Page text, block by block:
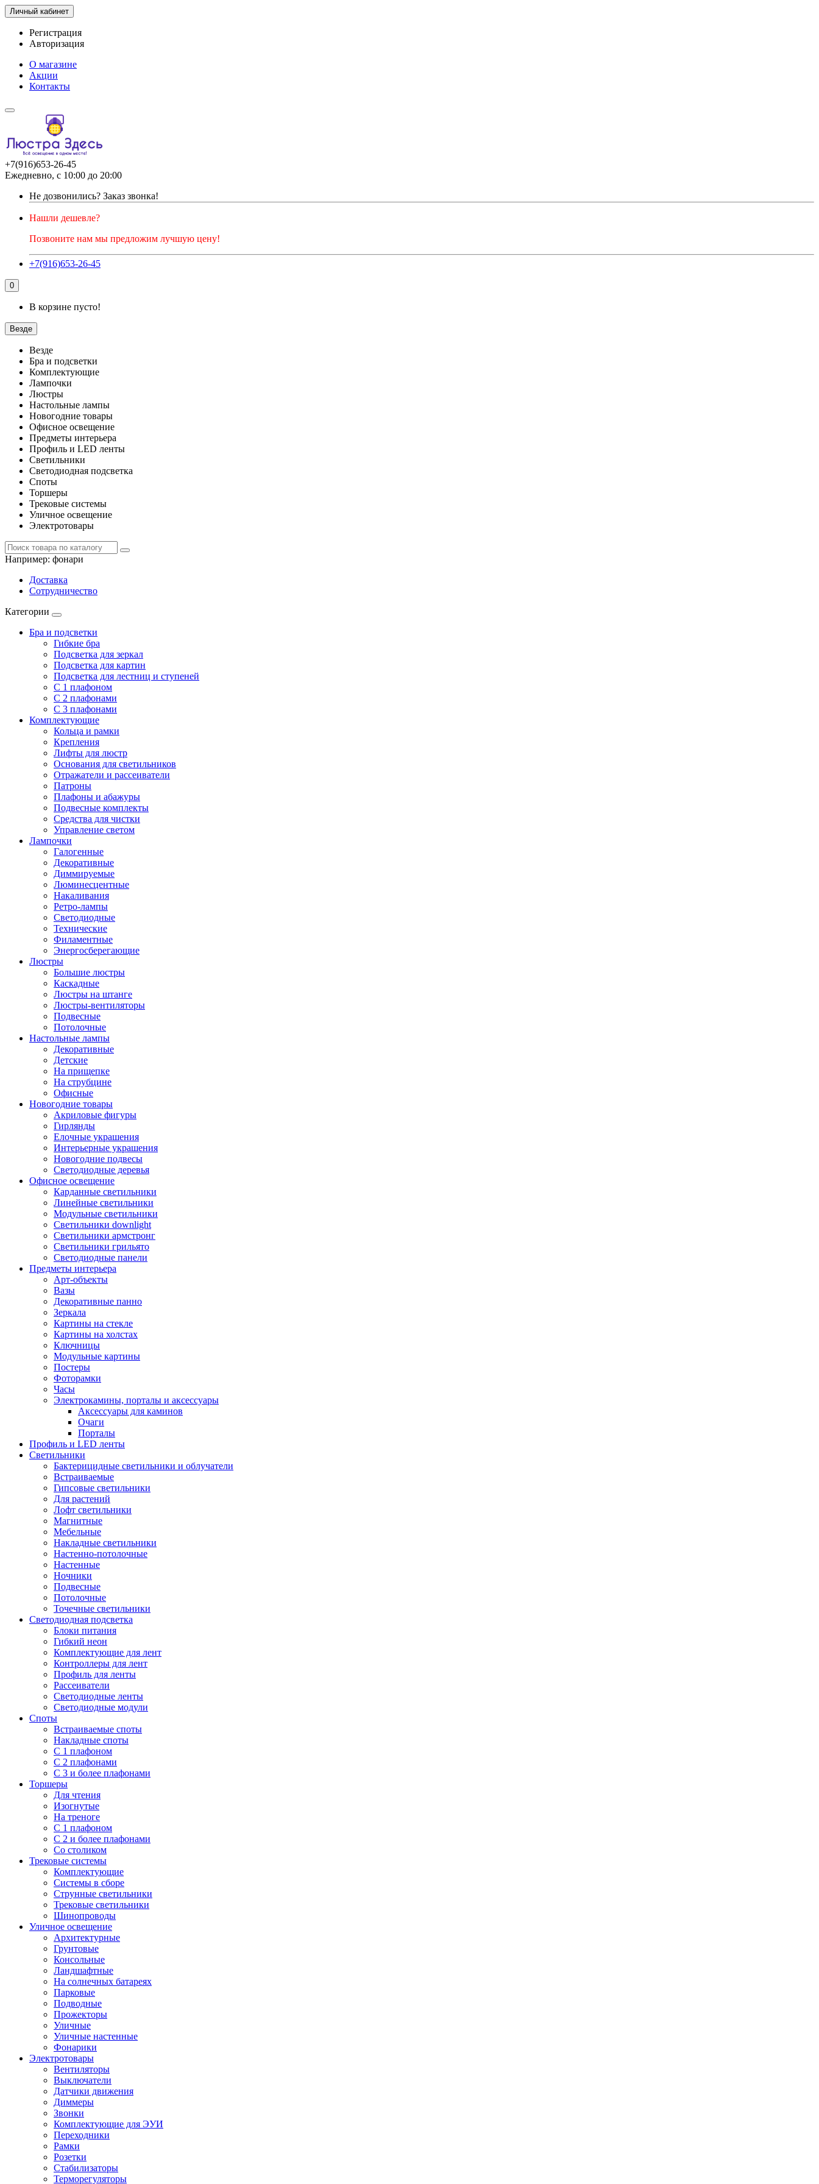
Личный кабинет
Регистрация
Авторизация
О магазине
Акции
Контакты
+7(916)653-26-45
Ежедневно, с 10:00 до 20:00
Не дозвонились? Заказ звонка!
Нашли дешевле?
Позвоните нам мы предложим лучшую цену!
+7(916)653-26-45
0
В корзине пусто!
Везде
Везде
Бра и подсветки
Комплектующие
Лампочки
Люстры
Настольные лампы
Новогодние товары
Офисное освещение
Предметы интерьера
Профиль и LED ленты
Светильники
Светодиодная подсветка
Споты
Торшеры
Трековые системы
Уличное освещение
Электротовары
Например: фонари
Доставка
Сотрудничество
Категории
Бра и подсветки
Гибкие бра
Подсветка для зеркал
Подсветка для картин
Подсветка для лестниц и ступеней
С 1 плафоном
С 2 плафонами
С 3 плафонами
Комплектующие
Кольца и рамки
Крепления
Лифты для люстр
Основания для светильников
Отражатели и рассеиватели
Патроны
Плафоны и абажуры
Подвесные комплекты
Средства для чистки
Управление светом
Лампочки
Галогенные
Декоративные
Диммируемые
Люминесцентные
Накаливания
Ретро-лампы
Светодиодные
Технические
Филаментные
Энергосберегающие
Люстры
Большие люстры
Каскадные
Люстры на штанге
Люстры-вентиляторы
Подвесные
Потолочные
Настольные лампы
Декоративные
Детские
На прищепке
На струбцине
Офисные
Новогодние товары
Акриловые фигуры
Гирлянды
Елочные украшения
Интерьерные украшения
Новогодние подвесы
Светодиодные деревья
Офисное освещение
Карданные светильники
Линейные светильники
Модульные светильники
Светильники downlight
Светильники армстронг
Светильники грильято
Светодиодные панели
Предметы интерьера
Арт-объекты
Вазы
Декоративные панно
Зеркала
Картины на стекле
Картины на холстах
Ключницы
Модульные картины
Постеры
Фоторамки
Часы
Электрокамины, порталы и аксессуары
Аксессуары для каминов
Очаги
Порталы
Профиль и LED ленты
Светильники
Бактерицидные светильники и облучатели
Встраиваемые
Гипсовые светильники
Для растений
Лофт светильники
Магнитные
Мебельные
Накладные светильники
Настенно-потолочные
Настенные
Ночники
Подвесные
Потолочные
Точечные светильники
Светодиодная подсветка
Блоки питания
Гибкий неон
Комплектующие для лент
Контроллеры для лент
Профиль для ленты
Рассеиватели
Светодиодные ленты
Светодиодные модули
Споты
Встраиваемые споты
Накладные споты
С 1 плафоном
С 2 плафонами
С 3 и более плафонами
Торшеры
Для чтения
Изогнутые
На треноге
С 1 плафоном
С 2 и более плафонами
Со столиком
Трековые системы
Комплектующие
Системы в сборе
Струнные светильники
Трековые светильники
Шинопроводы
Уличное освещение
Архитектурные
Грунтовые
Консольные
Ландшафтные
На солнечных батареях
Парковые
Подводные
Прожекторы
Уличные
Уличные настенные
Фонарики
Электротовары
Вентиляторы
Выключатели
Датчики движения
Диммеры
Звонки
Комплектующие для ЭУИ
Переходники
Рамки
Розетки
Стабилизаторы
Терморегуляторы